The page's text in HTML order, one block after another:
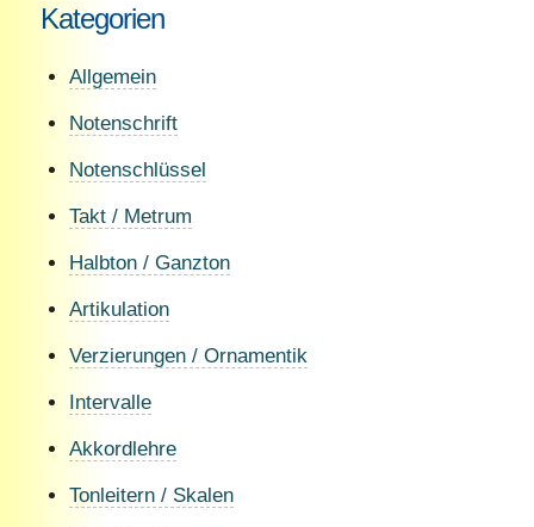
Kategorien
Allgemein
Notenschrift
Notenschlüssel
Takt / Metrum
Halbton / Ganzton
Artikulation
Verzierungen / Ornamentik
Intervalle
Akkordlehre
Tonleitern / Skalen